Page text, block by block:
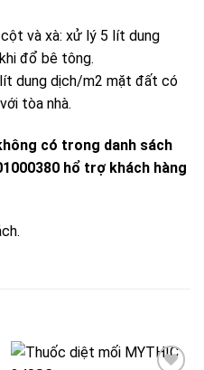
và xà: xử lý 5 lít dung
đổ bê tông.
dung dịch/m2 mặt đất có
tòa nhà.
có trong danh sách
hổ trợ khách hàng